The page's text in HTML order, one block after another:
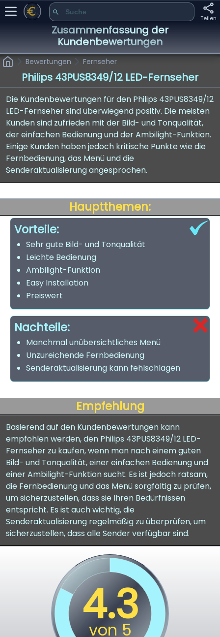
Teilen
Zusammenfassung der
Kundenbewertungen
Bewertungen Fernseher
Philips 43PUS8349/12 LED-Fernseher
Die Kundenbewertungen für den Philips 43PUS8349/12
LED-Fernseher sind überwiegend positiv. Die meisten
Kunden sind zufrieden mit der Bild- und Tonqualität,
der einfachen Bedienung und der Ambilight-Funktion.
Einige Kunden haben jedoch kritische Punkte wie die
Fernbedienung, das Menü und die
Senderaktualisierung angesprochen.
Hauptthemen:
Vorteile:
Sehr gute Bild- und Tonqualität
Leichte Bedienung
Ambilight-Funktion
Easy Installation
Preiswert
Nachteile:
Manchmal unübersichtliches Menü
Unzureichende Fernbedienung
Senderaktualisierung kann fehlschlagen
Empfehlung
Basierend auf den Kundenbewertungen kann
empfohlen werden, den Philips 43PUS8349/12 LED-
Fernseher zu kaufen, wenn man nach einem guten
Bild- und Tonqualität, einer einfachen Bedienung und
einer Ambilight-Funktion sucht. Es ist jedoch ratsam,
die Fernbedienung und das Menü sorgfältig zu prüfen,
um sicherzustellen, dass sie Ihren Bedürfnissen
entspricht. Es ist auch wichtig, die
Senderaktualisierung regelmäßig zu überprüfen, um
sicherzustellen, dass alle Sender verfügbar sind.